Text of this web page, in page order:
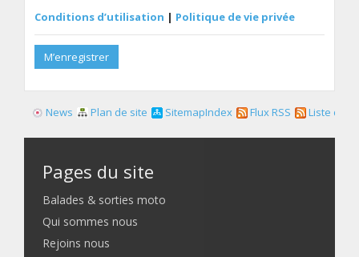
Conditions d’utilisation | Politique de vie privée
M’enregistrer
News Plan de site SitemapIndex Flux RSS Liste des
Pages du site
Balades & sorties moto
Qui sommes nous
Rejoins nous